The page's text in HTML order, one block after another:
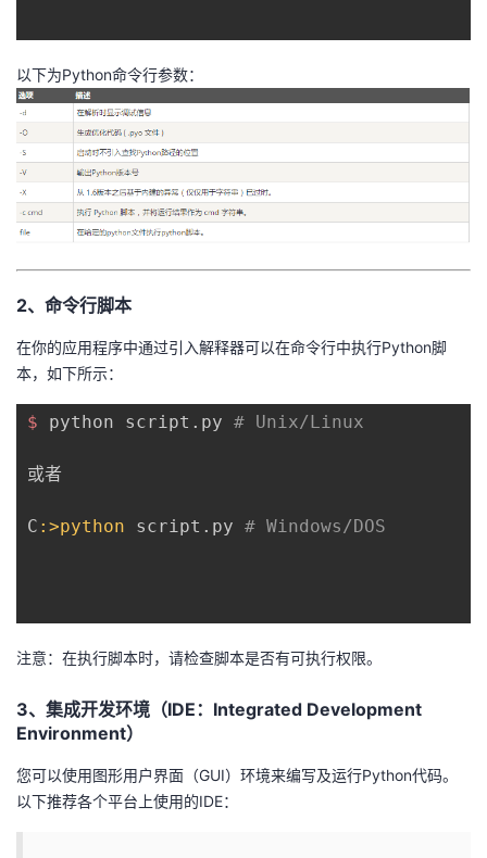
以下为Python命令行参数：
2、命令行脚本
在你的应用程序中通过引入解释器可以在命令行中执行Python脚
本，如下所示：
$ python script.py # Unix/Linux
或者
C :>python script.py # Windows/DOS
注意：在执行脚本时，请检查脚本是否有可执行权限。
3、集成开发环境（IDE：Integrated Development
Environment）
您可以使用图形用户界面（GUI）环境来编写及运行Python代码。
以下推荐各个平台上使用的IDE：